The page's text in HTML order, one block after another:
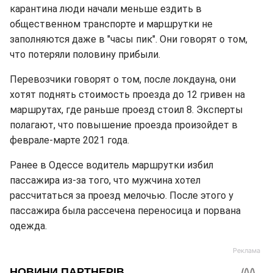
карантина люди начали меньше ездить в
общественном транспорте и маршрутки не
заполняются даже в "часы пик". Они говорят о том,
что потеряли половину прибыли.
Перевозчики говорят о том, после локдауна, они
хотят поднять стоимость проезда до 12 гривен на
маршрутах, где раньше проезд стоил 8. Эксперты
полагают, что повышение проезда произойдет в
феврале-марте 2021 года.
Ранее в Одессе водитель маршрутки избил
пассажира из-за того, что мужчина хотел
рассчитаться за проезд мелочью. После этого у
пассажира была рассечена переносица и порвана
одежда.